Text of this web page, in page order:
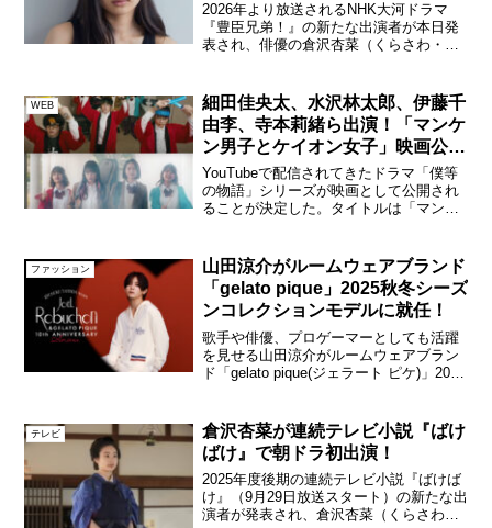
2026年より放送されるNHK大河ドラマ
『豊臣兄弟！』の新たな出演者が本日発
表され、俳優の倉沢杏菜（くらさわ・あ
い絆で天下統一という偉業を成し遂げた
豊臣兄弟の奇跡！...
WEB
細田佳央太、水沢林太郎、伊藤千
由李、寺本莉緒ら出演！「マンケ
ン男子とケイオン女子」映画公開
＆YouTube公開決定！
YouTubeで配信されてきたドラマ「僕等
の物語」シリーズが映画として公開され
ることが決定した。タイトルは「マンケ
俳優が目白押し。細田佳央太、水沢林太
郎、宇佐卓真の3名...
ファッション
山田涼介がルームウェアブランド
「gelato pique」2025秋冬シーズ
ンコレクションモデルに就任！
歌手や俳優、プロゲーマーとしても活躍
を見せる山田涼介がルームウェアブラン
ド「gelato pique(ジェラート ピケ)」2025
い表現する、洗練された大人な雰囲気で
魅せ...
テレビ
倉沢杏菜が連続テレビ小説『ばけ
ばけ』で朝ドラ初出演！
2025年度後期の連続テレビ小説『ばけば
け』（9月29日放送スタート）の新たな出
演者が発表され、倉沢杏菜（くらさわ・